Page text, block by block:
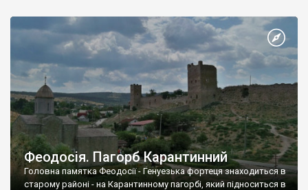
Феодосія. Пагорб Карантинний
Головна памятка Феодосії - Генуезька фортеця знаходиться в
старому районі - на Карантинному пагорбі, який підноситься в